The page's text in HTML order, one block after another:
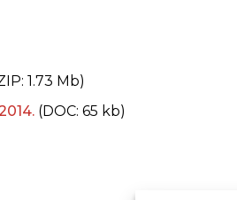
1.73 Mb)
(DOC: 65 kb)